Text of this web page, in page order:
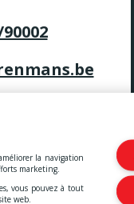
la navigation
marketing.
vous pouvez à tout
web.